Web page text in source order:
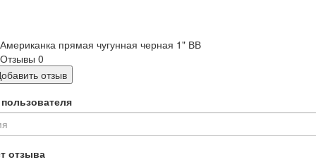
Американка прямая чугунная черная 1" ВВ
Отзывы 0
отзыв
отзыва